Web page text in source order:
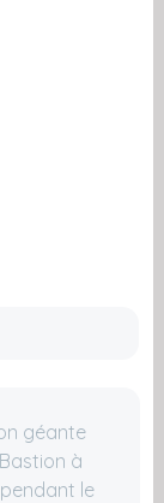
géante
à
le